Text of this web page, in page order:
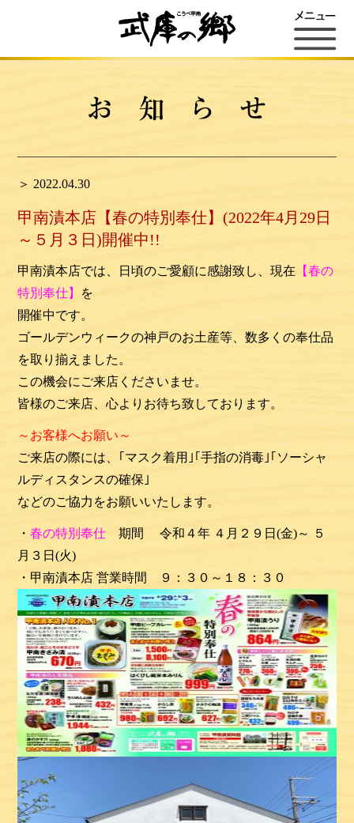
＞ 2022.04.30
甲南漬本店【春の特別奉仕】(2022年4月29日
～５月３日)開催中!!
甲南漬本店では、日頃のご愛顧に感謝致し、現在 【春の
特別奉仕】 を
開催中です。
ゴールデンウィークの神戸のお土産等、数多くの奉仕品
を取り揃えました。
この機会にご来店くださいませ。
皆様のご来店、心よりお待ち致しております。
～お客様へお願い～
ご来店の際には、｢マスク着用｣｢手指の消毒｣｢ソーシャ
ルディスタンスの確保｣
などのご協力をお願いいたします。
・春の特別奉仕
期間 令和４年 ４月２９日(金)～ ５
月３日(火)
・甲南漬本店 営業時間 ９：３０～１８：３０